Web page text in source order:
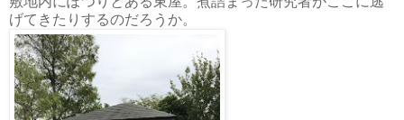
げてきたりするのだろうか。